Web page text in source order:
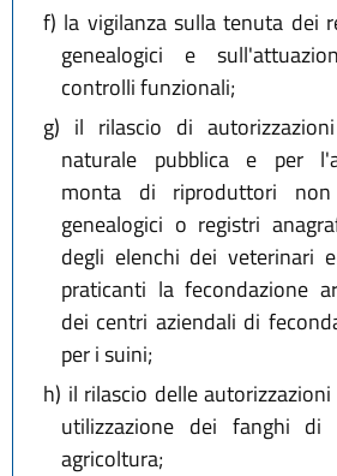
f) la vigilanza sulla tenuta dei
genealogici e
controlli funzionali;
g) il rilascio di
naturale pubblica e per
monta di riproduttori
genealogici o registri
degli elenchi dei veterinari
praticanti la fecondazione
dei centri aziendali di
per i suini;
h) il rilascio delle
utilizzazione dei fanghi di
agricoltura;